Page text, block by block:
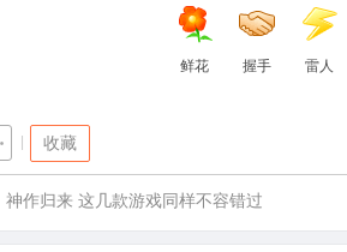
鲜花 握手 雷人
收藏
神作归来 这几款游戏同样不容错过